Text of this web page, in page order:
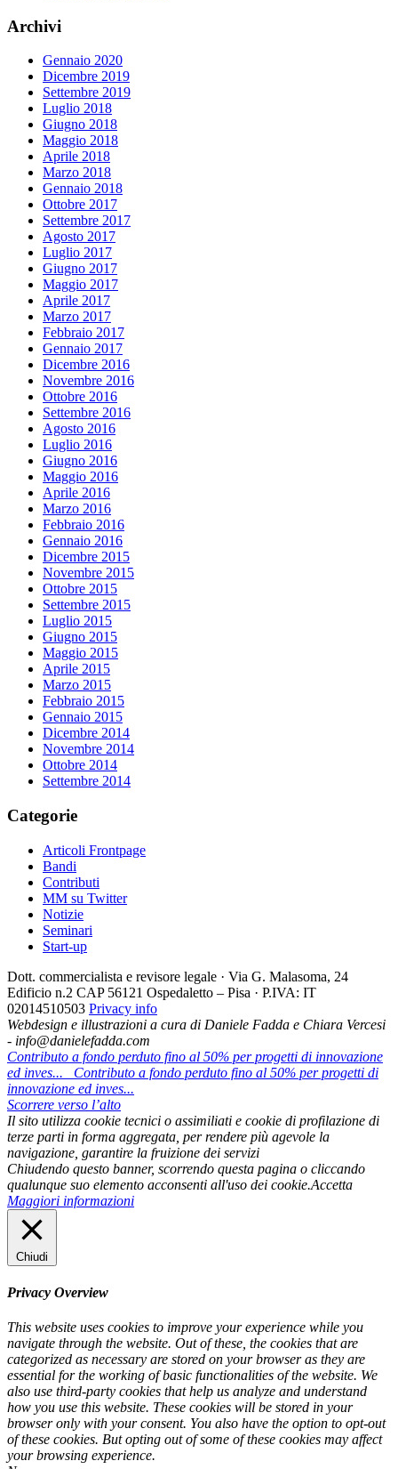
Archivi
Gennaio 2020
Dicembre 2019
Settembre 2019
Luglio 2018
Giugno 2018
Maggio 2018
Aprile 2018
Marzo 2018
Gennaio 2018
Ottobre 2017
Settembre 2017
Agosto 2017
Luglio 2017
Giugno 2017
Maggio 2017
Aprile 2017
Marzo 2017
Febbraio 2017
Gennaio 2017
Dicembre 2016
Novembre 2016
Ottobre 2016
Settembre 2016
Agosto 2016
Luglio 2016
Giugno 2016
Maggio 2016
Aprile 2016
Marzo 2016
Febbraio 2016
Gennaio 2016
Dicembre 2015
Novembre 2015
Ottobre 2015
Settembre 2015
Luglio 2015
Giugno 2015
Maggio 2015
Aprile 2015
Marzo 2015
Febbraio 2015
Gennaio 2015
Dicembre 2014
Novembre 2014
Ottobre 2014
Settembre 2014
Categorie
Articoli Frontpage
Bandi
Contributi
MM su Twitter
Notizie
Seminari
Start-up
Dott. commercialista e revisore legale · Via G. Malasoma, 24
Edificio n.2 CAP 56121 Ospedaletto – Pisa · P.IVA: IT
02014510503 Privacy info
Webdesign e illustrazioni a cura di Daniele Fadda e Chiara Vercesi
- info@danielefadda.com
Contributo a fondo perduto fino al 50% per progetti di innovazione
ed inves...
Contributo a fondo perduto fino al 50% per progetti di
innovazione ed inves...
Scorrere verso l’alto
Il sito utilizza cookie tecnici o assimiliati e cookie di profilazione di
terze parti in forma aggregata, per rendere più agevole la
navigazione, garantire la fruizione dei servizi
Chiudendo questo banner, scorrendo questa pagina o cliccando
qualunque suo elemento acconsenti all'uso dei cookie.Accetta
Maggiori informazioni
Chiudi
Privacy Overview
This website uses cookies to improve your experience while you
navigate through the website. Out of these, the cookies that are
categorized as necessary are stored on your browser as they are
essential for the working of basic functionalities of the website. We
also use third-party cookies that help us analyze and understand
how you use this website. These cookies will be stored in your
browser only with your consent. You also have the option to opt-out
of these cookies. But opting out of some of these cookies may affect
your browsing experience.